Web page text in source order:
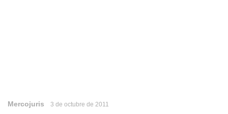
Mercojuris 3 de octubre de 2011